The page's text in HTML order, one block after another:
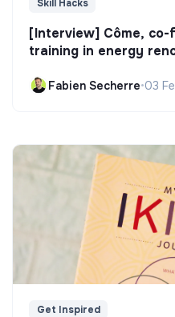
Skill Hacks
[Interview] Côme,
training in energy
Fabien Secherre•03
Get Inspired